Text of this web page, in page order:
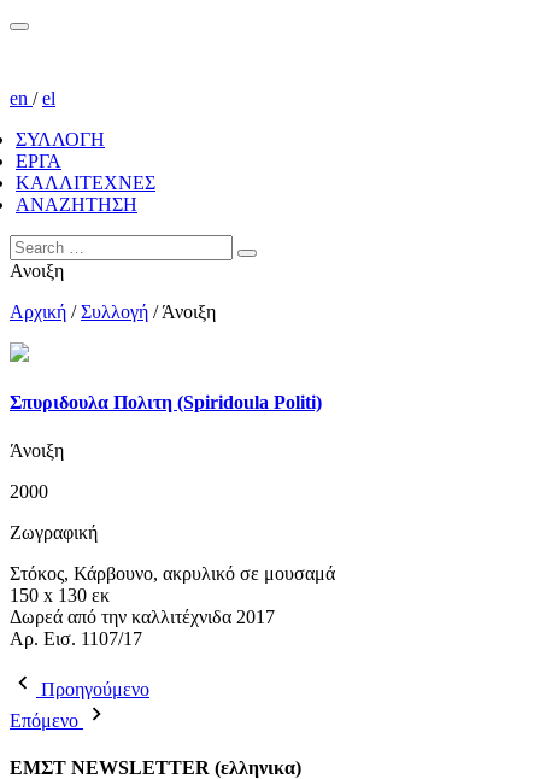
en /el
ΣΥΛΛΟΓΗ
ΕΡΓΑ
ΚΑΛΛΙΤΕΧΝΕΣ
ΑΝΑΖΗΤΗΣΗ
Ανοιξη
Αρχική /Συλλογή /Άνοιξη
Σπυριδουλα Πολιτη (Spiridoula Politi)
Άνοιξη
2000
Ζωγραφική
Στόκος, Κάρβουνο, ακρυλικό σε μουσαμά
150 x 130 εκ
Δωρεά από την καλλιτέχνιδα 2017
Αρ. Εισ. 1107/17
Προηγούμενο
Επόμενο
ΕΜΣΤ NEWSLETTER (ελληνικα)